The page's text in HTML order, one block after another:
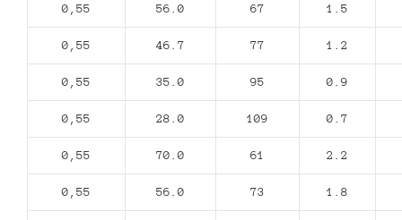
0,55 56.0 67 1.5
0,55 46.7 77 1.2
0,55 35.0 95 0.9
0,55 28.0 109 0.7
0,55 70.0 61 2.2
0,55 56.0 73 1.8